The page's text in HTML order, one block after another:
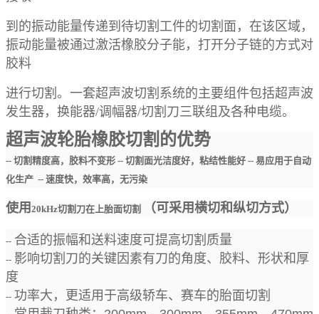
到的振动能量传递到待切割工件的切割面，在该区域，
振动能量被通过激活橡胶分子能，打开分子链的方式对
胶料
进行切割。一套超声波切割系统的主要组件包括超声波
发生器，换能器/调幅器/切割刀三联组及各种电缆。
超声波轮胎橡胶切割的优势
-- 切割精度高，胶料不变形 -- 切割面光洁度好，粘结性能好 -- 易应用于自动
化生产 -- 速度快，效率高，无污染
使用 20kHz切割刀在上胎面切割 （可采用横切和纵切方式）
-- 合适的振幅和送料速度可提高切割质量
-- 影响切割刀的关键因素有刀的角度、胶料、形状和厚
度
-- 功率大，更适用于高级轿车、赛车的胎面切割